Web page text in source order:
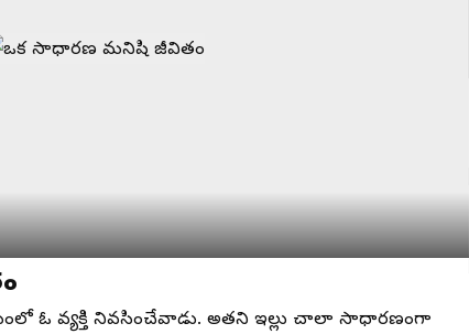
ఓ వ్యక్తి నివసించేవాడు. అతని ఇల్లు చాలా సాధారణంగా